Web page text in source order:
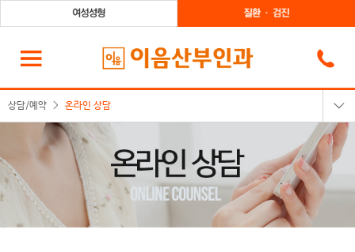
상담/예약 온라인 상담
카카오톡상담
온라인예약